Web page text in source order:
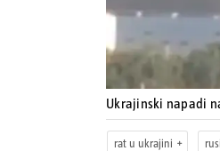
Ukrajinski napadi
rat u ukrajini